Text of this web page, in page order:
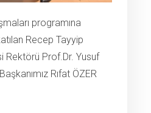
programına
Recep Tayyip
Rektörü Prof.Dr. Yusuf
Rıfat ÖZER